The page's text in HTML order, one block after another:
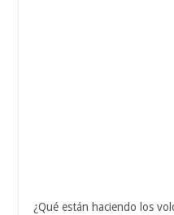
¿Qué están haciendo los